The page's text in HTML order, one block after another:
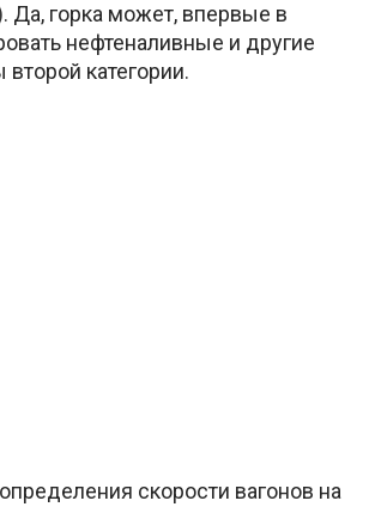
Да, горка может, впервые в
нефтеналивные и другие
категории.
скорости вагонов на